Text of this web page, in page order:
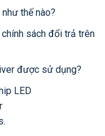
thế nào?
sách đổi trả trên
được sử dụng?
LED